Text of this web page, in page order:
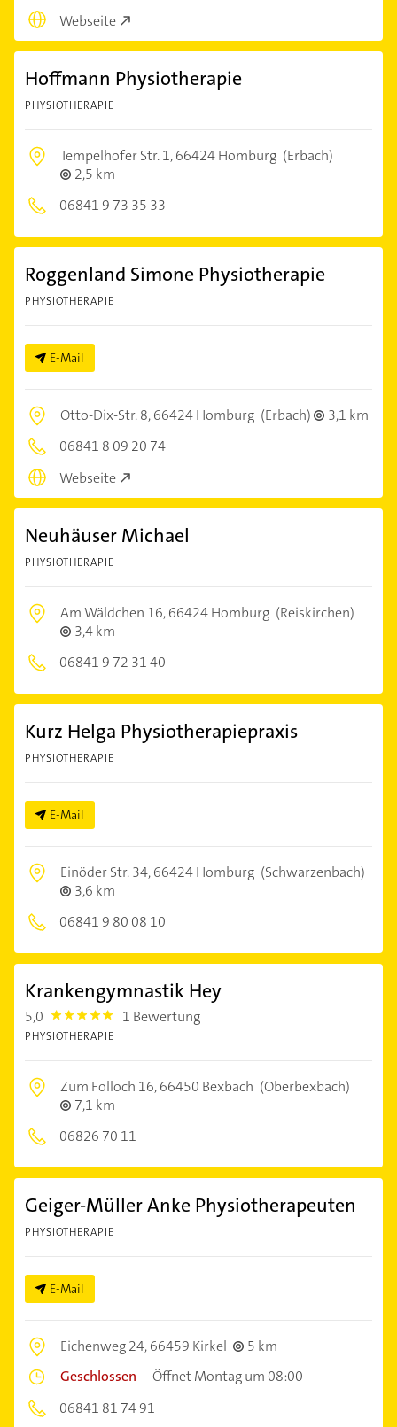
Webseite
Hoffmann Physiotherapie
PHYSIOTHERAPIE
Tempelhofer Str. 1,66424 Homburg (Erbach)
2,5 km
06841 9 73 35 33
Roggenland Simone Physiotherapie
PHYSIOTHERAPIE
E-Mail
Otto-Dix-Str. 8,66424 Homburg (Erbach)
3,1 km
06841 8 09 20 74
Webseite
Neuhäuser Michael
PHYSIOTHERAPIE
Am Wäldchen 16,66424 Homburg (Reiskirchen)
3,4 km
06841 9 72 31 40
Kurz Helga Physiotherapiepraxis
PHYSIOTHERAPIE
E-Mail
Einöder Str. 34,66424 Homburg (Schwarzenbach)
3,6 km
06841 9 80 08 10
Krankengymnastik Hey
5,0 5.0 1 Bewertung
PHYSIOTHERAPIE
Zum Folloch 16,66450 Bexbach (Oberbexbach)
7,1 km
06826 70 11
Geiger-Müller Anke Physiotherapeuten
PHYSIOTHERAPIE
E-Mail
Eichenweg 24,66459 Kirkel
5 km
Geschlossen –Öffnet Montag um 08:00
06841 81 74 91